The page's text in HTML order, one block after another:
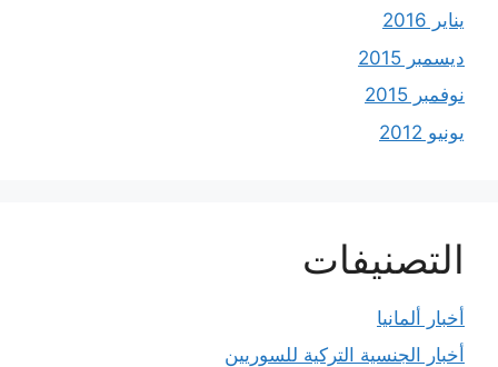
يناير 2016
ديسمبر 2015
نوفمبر 2015
يونيو 2012
التصنيفات
أخبار ألمانيا
أخبار الجنسية التركية للسوريين